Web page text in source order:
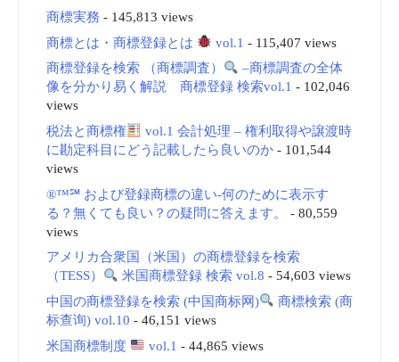
商標実務 - 145,813 views
商標とは・商標登録とは
vol.1 - 115,407 views
商標登録を検索 （商標調査）
–商標調査の全体
像を分かり易く解説 商標登録 検索vol.1 - 102,046
views
税法と商標権
vol.1 会計処理 – 権利取得や譲渡時
に勘定科目にどう記載したら良いのか- 101,544
views
®™℠ および登録商標の違い-何のために表示す
る？無くても良い？の疑問に答えます。
- 80,559
views
アメリカ合衆国（米国）の商標登録を検索
（TESS）
米国商標登録 検索 vol.8 - 54,603 views
中国の商標登録を検索 (中国商标网)
商標検索 (商
标查询) vol.10 - 46,151 views
米国商標制度
vol.1 - 44,865 views